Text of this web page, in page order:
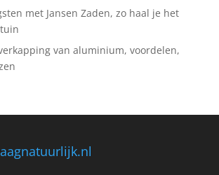
met Jansen Zaden, zo haal je het
van aluminium, voordelen,